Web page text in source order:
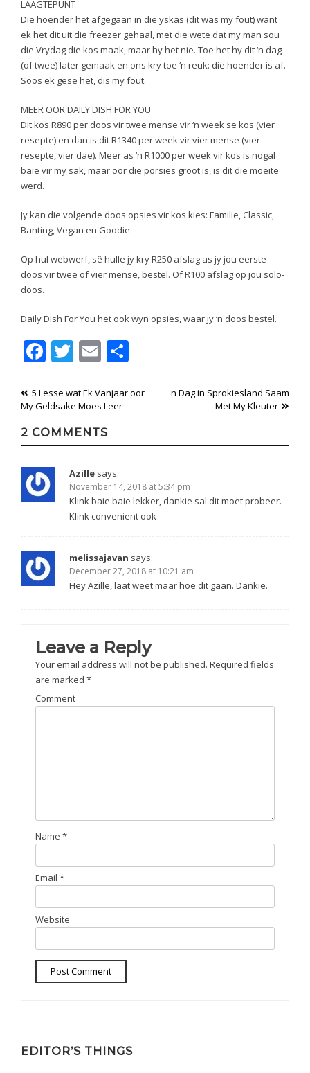
LAAGTEPUNT
Die hoender het afgegaan in die yskas (dit was my fout) want
ek het dit uit die freezer gehaal, met die wete dat my man sou
die Vrydag die kos maak, maar hy het nie. Toe het hy dit ‘n dag
(of twee) later gemaak en ons kry toe ‘n reuk: die hoender is af.
Soos ek gese het, dis my fout.
MEER OOR DAILY DISH FOR YOU
Dit kos R890 per doos vir twee mense vir ‘n week se kos (vier
resepte) en dan is dit R1340 per week vir vier mense (vier
resepte, vier dae). Meer as ‘n R1000 per week vir kos is nogal
baie vir my sak, maar oor die porsies groot is, is dit die moeite
werd.
Jy kan die volgende doos opsies vir kos kies: Familie, Classic,
Banting, Vegan en Goodie.
Op hul webwerf, sê hulle jy kry R250 afslag as jy jou eerste
doos vir twee of vier mense, bestel. Of R100 afslag op jou solo-
doos.
Daily Dish For You het ook wyn opsies, waar jy ‘n doos bestel.
Facebook
Twitter
Email
Post
navigation
5 Lesse wat Ek Vanjaar oor
My Geldsake Moes Leer
n Dag in Sprokiesland Saam
Met My Kleuter
2 COMMENTS
Azille says:
November 14, 2018 at 5:34 pm
Klink baie baie lekker, dankie sal dit moet probeer.
Klink convenient ook
melissajavan says:
December 27, 2018 at 10:21 am
Hey Azille, laat weet maar hoe dit gaan. Dankie.
Leave a Reply
Your email address will not be published. Required fields
are marked *
Comment
Name *
Email *
Website
EDITOR’S THINGS